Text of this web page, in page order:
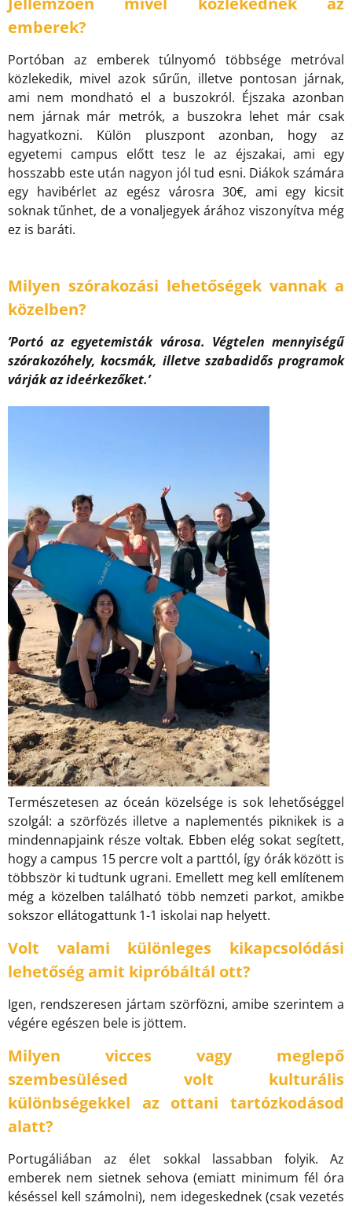
emberek?
Portóban az emberek túlnyomó többsége metróval
közlekedik, mivel azok sűrűn, illetve pontosan járnak,
ami nem mondható el a buszokról. Éjszaka azonban
nem járnak már metrók, a buszokra lehet már csak
hagyatkozni. Külön pluszpont azonban, hogy az
egyetemi campus előtt tesz le az éjszakai, ami egy
hosszabb este után nagyon jól tud esni. Diákok számára
egy havibérlet az egész városra 30€, ami egy kicsit
soknak tűnhet, de a vonaljegyek árához viszonyítva még
ez is baráti.
Milyen szórakozási lehetőségek vannak a
közelben?
’Portó az egyetemisták városa. Végtelen mennyiségű
szórakozóhely, kocsmák, illetve szabadidős programok
várják az ideérkezőket.’
Természetesen az óceán közelsége is sok lehetőséggel
szolgál: a szörfözés illetve a naplementés piknikek is a
mindennapjaink része voltak. Ebben elég sokat segített,
hogy a campus 15 percre volt a parttól, így órák között is
többször ki tudtunk ugrani. Emellett meg kell említenem
még a közelben található több nemzeti parkot, amikbe
sokszor ellátogattunk 1-1 iskolai nap helyett.
Volt valami különleges kikapcsolódási
lehetőség amit kipróbáltál ott?
Igen, rendszeresen jártam szörfözni, amibe szerintem a
végére egészen bele is jöttem.
Milyen vicces vagy meglepő
szembesülésed volt kulturális
különbségekkel az ottani tartózkodásod
alatt?
Portugáliában az élet sokkal lassabban folyik. Az
emberek nem sietnek sehova (emiatt minimum fél óra
késéssel kell számolni), nem idegeskednek (csak vezetés